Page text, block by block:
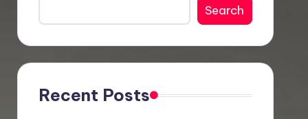
Search
Recent Posts